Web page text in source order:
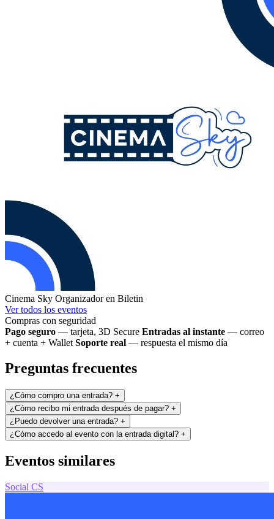
Cinema Sky Organizador en Biletin
Ver todos los eventos
Compras con seguridad
Pago seguro — tarjeta, 3D Secure Entradas al instante — correo
+ cuenta + Wallet Soporte real — respuesta el mismo día
Preguntas frecuentes
¿Cómo compro una entrada? +
¿Cómo recibo mi entrada después de pagar? +
¿Puedo devolver una entrada? +
¿Cómo accedo al evento con la entrada digital? +
Eventos similares
Social CS